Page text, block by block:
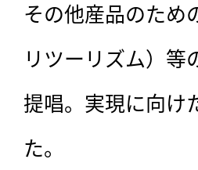
その他産品のため
リツーリズム）
提唱。実現に向け
た。